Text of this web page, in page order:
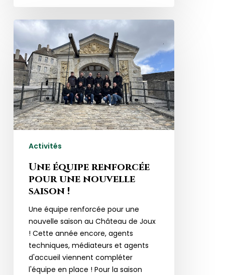
Une
équipe
renforcée
pour
une
nouvelle
saison
!
Activités
Une équipe renforcée
pour une nouvelle
saison !
Une équipe renforcée pour une
nouvelle saison au Château de Joux
! Cette année encore, agents
techniques, médiateurs et agents
d'accueil viennent compléter
l'équipe en place ! Pour la saison